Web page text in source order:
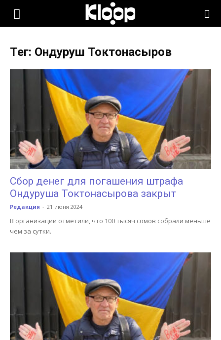
KLOOP.KG
Кыргызстана
Тег: Ондуруш Токтонасыров
Сбор денег для погашения штрафа
Ондуруша Токтонасырова закрыт
Редакция - 21 июня 2024
В организации отметили, что 100 тысяч сомов собрали меньше
чем за сутки.